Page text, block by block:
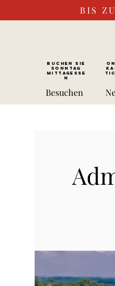
BIS ZU
BUCHEN SIE
SONNTAG
Mittagesse
n
Besuchen